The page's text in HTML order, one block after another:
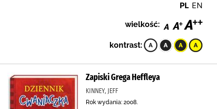
PL EN
wielkość:
kontrast:
Zapiski Grega Heffleya
KINNEY, JEFF
Rok wydania: 2008.